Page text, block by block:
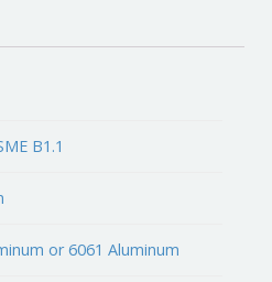
B1.1
or 6061 Aluminum